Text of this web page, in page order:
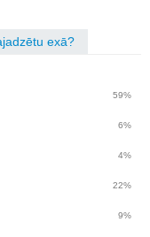
exā?
59%
6%
4%
22%
9%